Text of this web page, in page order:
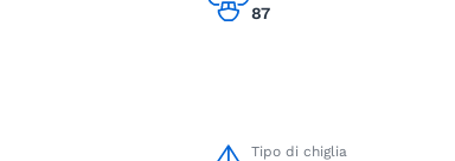
87
Tipo di chiglia